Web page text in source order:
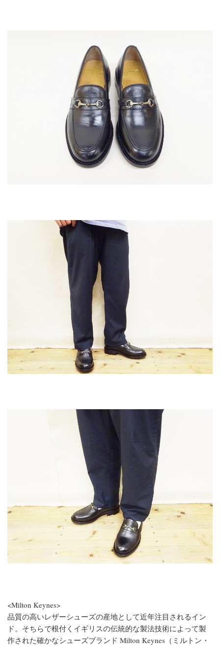
<Milton Keynes>
品質の高いレザーシューズの産地として近年注目されるイン
ド。そちらで根付くイギリスの伝統的な製法技術によって製
作された確かなシューズブランド Milton Keynes（ミルトン・